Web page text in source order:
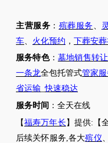
主营服务 ： 殡葬服务
车
火化预约 ， 下葬安
服务特色：墓地销售转让
一条龙全包托管式管家服
省运输 _快速稳达
服务时间 ：全天在线
【福寿万年长 】提供:【
后续关怀服务 ,各大殡仪